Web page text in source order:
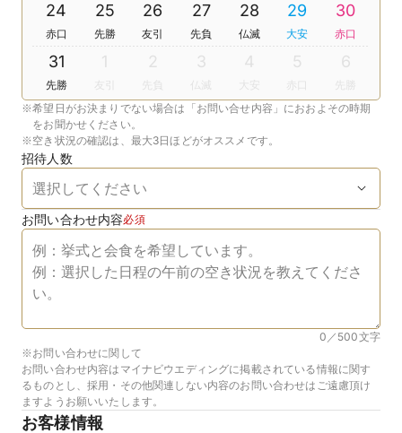
24
赤口
25
先勝
26
友引
27
先負
28
仏滅
29
大安
30
赤口
31
先勝
1
友引
2
先負
3
仏滅
4
大安
5 6
※希望日がお決まりでない場合は「お問い合せ内容」におおよその時期
をお聞かせください。
※空き状況の確認は、最大3日ほどがオススメです。
招待人数
お問い合わせ内容必須
0／500文字
※お問い合わせに関して
お問い合わせ内容はマイナビウエディングに掲載されている情報に関す
るものとし、採用・その他関連しない内容のお問い合わせはご遠慮頂け
ますようお願いいたします。
お客様情報